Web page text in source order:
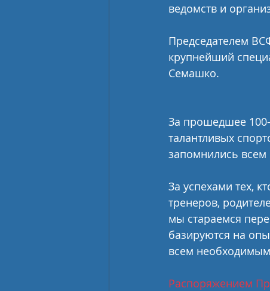
ведомств и
Председателем
крупнейший
Семашко.
За прошедшее
талантливых
запомнились
За успехами тех,
тренеров,
мы стараемся
базируются на
всем
Распоряжением